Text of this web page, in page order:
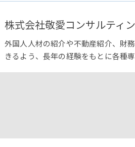
株式会社敬愛コンサルティ
外国人人材の紹介や不動産紹介、財
きるよう、長年の経験をもとに各種